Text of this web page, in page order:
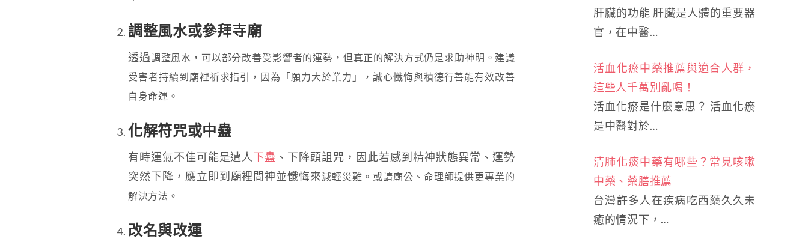
調整風水或參拜寺廟
透過調整風水 ，可以部分改善受影響者的運勢，但真正的解決方式仍是求助神明 。建議
受害者持續到廟裡祈求指引 ，因為「願力大於業力」，誠心懺悔與積德行善能有效改善
自身命運。
化解符咒或中蠱
有時運氣不佳可能是遭人下蠱 、下降頭詛咒，因此若感到精神狀態異常、運勢
突然下降，應立即到廟裡問神並懺悔來減輕災難。或請廟公、命理師提供更專業的
解決方法。
改名與改運
肝臟的功能 肝臟是人體的重要器
官，在中醫…
活血化瘀中藥推薦與適合人群，
這些人千萬別亂喝！
活血化瘀是什麼意思？ 活血化瘀
是中醫對於…
清肺化痰中藥有哪些？常見咳嗽
中藥、藥膳推薦
台灣許多人在疾病吃西藥久久未
癒的情況下，…